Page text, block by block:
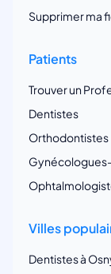
Supprimer ma
Patients
Trouver un
Dentistes
Orthodontistes
Villes
Dentistes à